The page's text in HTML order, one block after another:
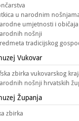
u narodnim
umjetnosti i običaja
nošnji
tradicijskog
Vukovar
zbirka vukovarskog
nošnji hrvatskih
Županja
zbirka